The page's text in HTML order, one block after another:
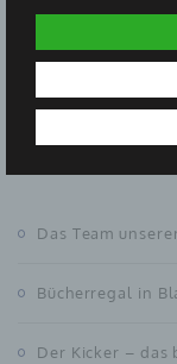
Türen
Das Team
Bücherregal in
Der Kicker – das
G)
natürliche
andere
Daten